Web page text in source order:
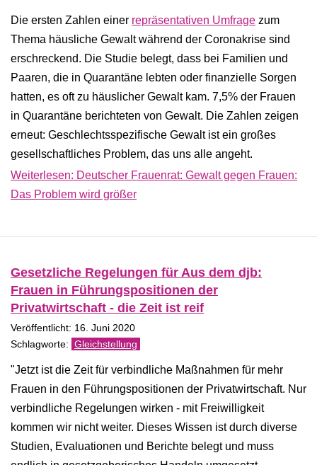
Die ersten Zahlen einer repräsentativen Umfrage zum
Thema häusliche Gewalt während der Coronakrise sind
erschreckend. Die Studie belegt, dass bei Familien und
Paaren, die in Quarantäne lebten oder finanzielle Sorgen
hatten, es oft zu häuslicher Gewalt kam. 7,5% der Frauen
in Quarantäne berichteten von Gewalt. Die Zahlen zeigen
erneut: Geschlechtsspezifische Gewalt ist ein großes
gesellschaftliches Problem, das uns alle angeht.
Weiterlesen: Deutscher Frauenrat: Gewalt gegen Frauen:
Das Problem wird größer
Gesetzliche Regelungen für Aus dem djb:
Frauen in Führungspositionen der
Privatwirtschaft - die Zeit ist reif
Veröffentlicht: 16. Juni 2020
Gleichstellung
"Jetzt ist die Zeit für verbindliche Maßnahmen für mehr
Frauen in den Führungspositionen der Privatwirtschaft. Nur
verbindliche Regelungen wirken - mit Freiwilligkeit
kommen wir nicht weiter. Dieses Wissen ist durch diverse
Studien, Evaluationen und Berichte belegt und muss